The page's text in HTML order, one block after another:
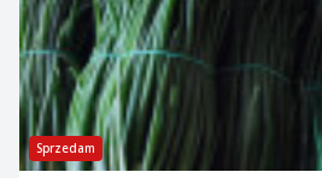
Sprzedam